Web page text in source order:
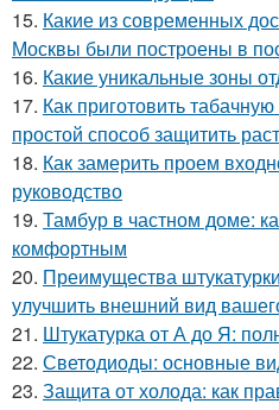
15. Какие из современных
Москвы были построены в
16. Какие уникальные зоны
17. Как приготовить
простой способ защитить
18. Как замерить проем
руководство
19. Тамбур в частном доме:
комфортным
20. Преимущества
улучшить внешний вид
21. Штукатурка от А до Я:
22. Светодиоды: основные
23. Защита от холода: как